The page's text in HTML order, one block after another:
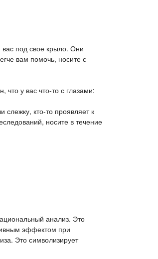
вас под свое крыло. Они
вам помочь, носите с
что у вас что-то с глазами:
слежку, кто-то проявляет к
носите в течение
анализ. Это
эффектом при
Это символизирует